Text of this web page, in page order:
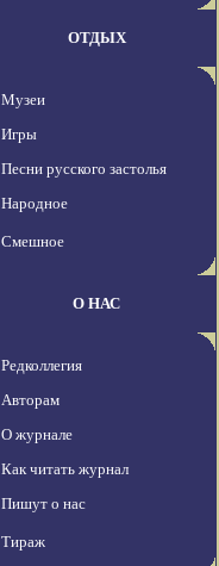
ОТДЫХ
Музеи
Игры
Песни русского застолья
Народное
Смешное
О НАС
Редколлегия
Авторам
О журнале
Как читать журнал
Пишут о нас
Тираж